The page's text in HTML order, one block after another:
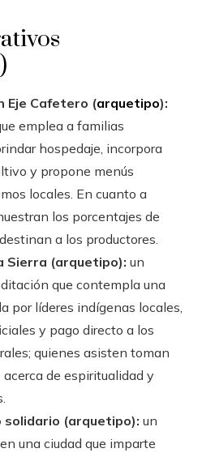
Eje Cafetero (arquetipo):
emplea a familias
hospedaje, incorpora
y propone menús
locales. En cuanto a
los porcentajes de
a los productores.
Sierra (arquetipo): un
que contempla una
por líderes indígenas locales,
y pago directo a los
quienes asisten toman
de espiritualidad y
solidario (arquetipo): un
una ciudad que imparte